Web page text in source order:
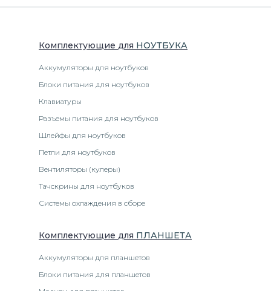
Комплектующие для НОУТБУКА
Аккумуляторы для ноутбуков
Блоки питания для ноутбуков
Клавиатуры
Разъемы питания для ноутбуков
Шлейфы для ноутбуков
Петли для ноутбуков
Вентиляторы (кулеры)
Тачскрины для ноутбуков
Системы охлаждения в сборе
Комплектующие для ПЛАНШЕТА
Аккумуляторы для планшетов
Блоки питания для планшетов